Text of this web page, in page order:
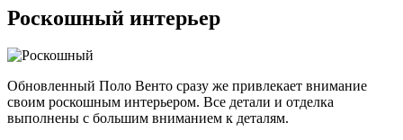
Роскошный интерьер
Обновленный Поло Венто сразу же привлекает внимание
своим роскошным интерьером. Все детали и отделка
выполнены с большим вниманием к деталям.